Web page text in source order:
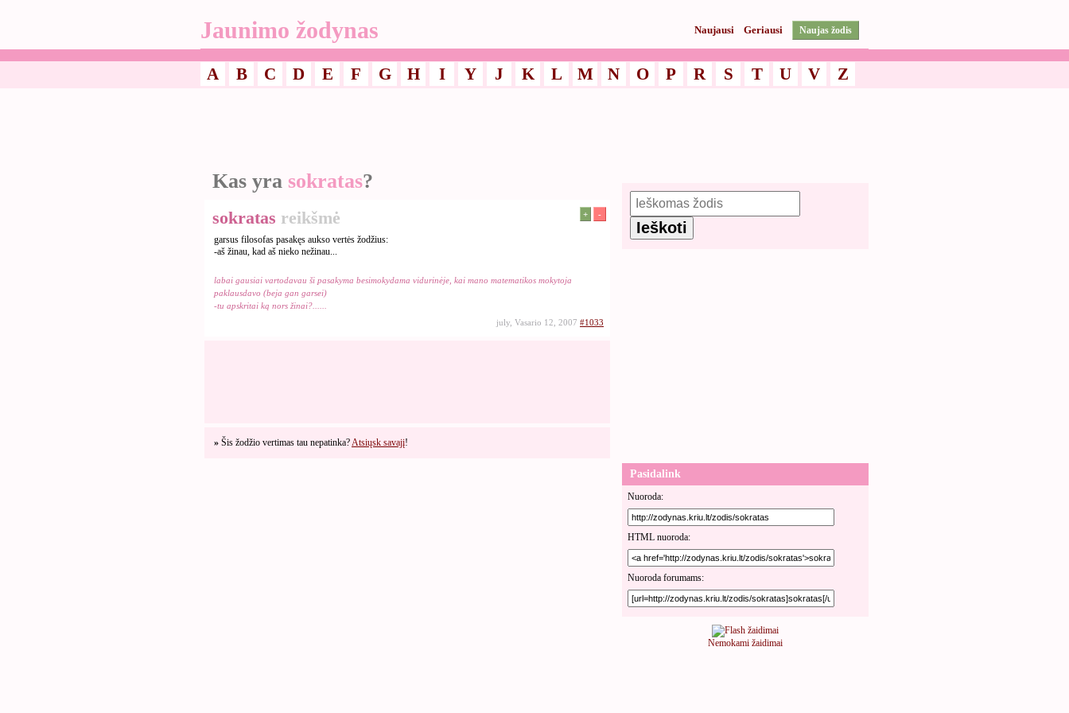
Jaunimo žodynas Naujausi Geriausi Naujas žodis
A B C D E F G H I Y J K L M N O P R S T U V Z
Kas yra sokratas?
sokratas reikšmė + -
garsus filosofas pasakęs aukso vertės žodžius:
-aš žinau, kad aš nieko nežinau...
labai gausiai vartodavau ši pasakyma besimokydama vidurinėje, kai mano matematikos mokytoja
paklausdavo (beja gan garsei)
-tu apskritai ką nors žinai?......
july, Vasario 12, 2007 #1033
» Šis žodžio vertimas tau nepatinka?Atsiųsk savajį!
Pasidalink
Nuoroda:
HTML nuoroda:
Nuoroda forumams:
Nemokami žaidimai